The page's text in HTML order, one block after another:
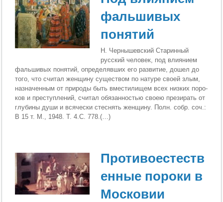
фальшивых
понятий
Н. Чернышевский Старинный
русский человек, под влиянием
фальшивых понятий, определявших его развитие, дошел до
того, что считал женщину существом по натуре своей злым,
назна­ченным от природы быть вместилищем всех низких поро­
ков и преступлений, считал обязанностью своею прези­рать от
глубины души и всячески стеснять женщину. Полн. собр. соч.:
В 15 т. М., 1948. Т. 4.С. 778.(…)
Противоестеств
енные пороки в
Московии